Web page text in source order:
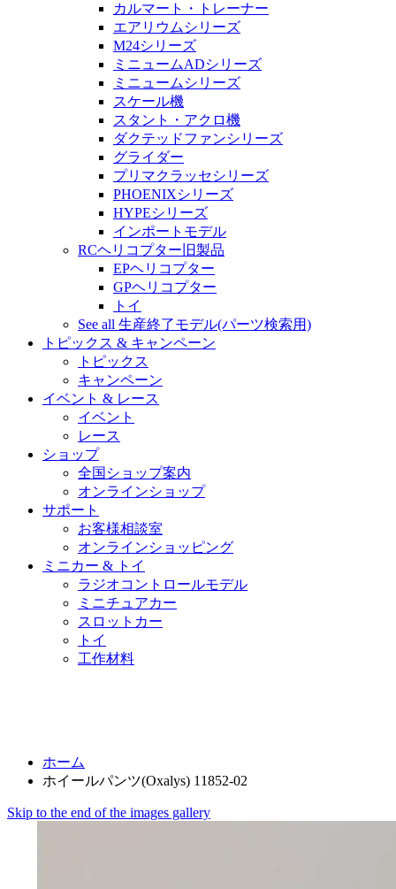
カルマート・トレーナー
エアリウムシリーズ
M24シリーズ
ミニュームADシリーズ
ミニュームシリーズ
スケール機
スタント・アクロ機
ダクテッドファンシリーズ
グライダー
プリマクラッセシリーズ
PHOENIXシリーズ
HYPEシリーズ
インポートモデル
RCヘリコプター旧製品
EPヘリコプター
GPヘリコプター
トイ
See all 生産終了モデル(パーツ検索用)
トピックス & キャンペーン
トピックス
キャンペーン
イベント & レース
イベント
レース
ショップ
全国ショップ案内
オンラインショップ
サポート
お客様相談室
オンラインショッピング
ミニカー & トイ
ラジオコントロールモデル
ミニチュアカー
スロットカー
トイ
工作材料
ホーム
ホイールパンツ(Oxalys) 11852-02
Skip to the end of the images gallery